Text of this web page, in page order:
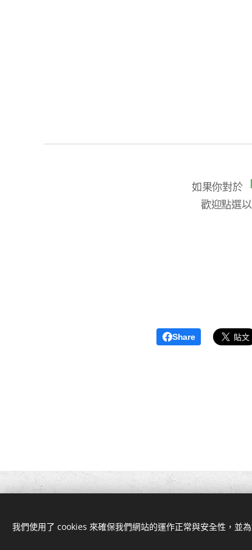
如果你對於
歡迎點選
Share
我們使用了 cookies 來確保我們網站的運作正常與安全性，並